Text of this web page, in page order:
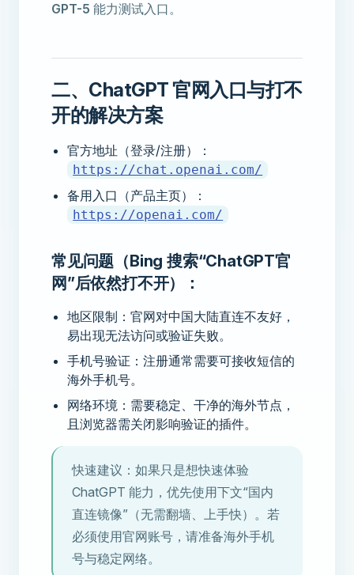
GPT-5 能力测试入口。
二、ChatGPT 官网入口与打不
开的解决方案
官方地址（登录/注册）：
https://chat.openai.com/
备用入口（产品主页）：
https://openai.com/
常见问题（Bing 搜索“ChatGPT官
网”后依然打不开）：
地区限制：官网对中国大陆直连不友好，
易出现无法访问或验证失败。
手机号验证：注册通常需要可接收短信的
海外手机号。
网络环境：需要稳定、干净的海外节点，
且浏览器需关闭影响验证的插件。
快速建议：如果只是想快速体验
ChatGPT 能力，优先使用下文“国内
直连镜像”（无需翻墙、上手快）。若
必须使用官网账号，请准备海外手机
号与稳定网络。